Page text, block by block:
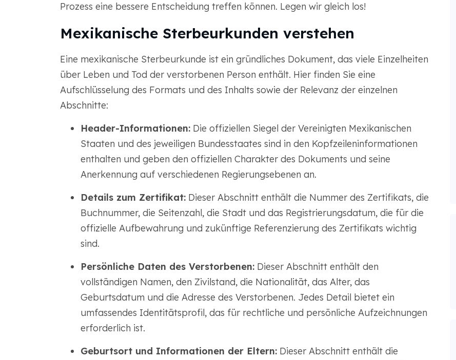
Prozess eine bessere Entscheidung treffen können. Legen wir gleich los!
Mexikanische Sterbeurkunden verstehen
Eine mexikanische Sterbeurkunde ist ein gründliches Dokument, das viele Einzelheiten
über Leben und Tod der verstorbenen Person enthält. Hier finden Sie eine
Aufschlüsselung des Formats und des Inhalts sowie der Relevanz der einzelnen
Abschnitte:
Header-Informationen:Die offiziellen Siegel der Vereinigten Mexikanischen
Staaten und des jeweiligen Bundesstaates sind in den Kopfzeileninformationen
enthalten und geben den offiziellen Charakter des Dokuments und seine
Anerkennung auf verschiedenen Regierungsebenen an.
Details zum Zertifikat:Dieser Abschnitt enthält die Nummer des Zertifikats, die
Buchnummer, die Seitenzahl, die Stadt und das Registrierungsdatum, die für die
offizielle Aufbewahrung und zukünftige Referenzierung des Zertifikats wichtig
sind.
Persönliche Daten des Verstorbenen:Dieser Abschnitt enthält den
vollständigen Namen, den Zivilstand, die Nationalität, das Alter, das
Geburtsdatum und die Adresse des Verstorbenen. Jedes Detail bietet ein
umfassendes Identitätsprofil, das für rechtliche und persönliche Aufzeichnungen
erforderlich ist.
Geburtsort und Informationen der Eltern:Dieser Abschnitt enthält die